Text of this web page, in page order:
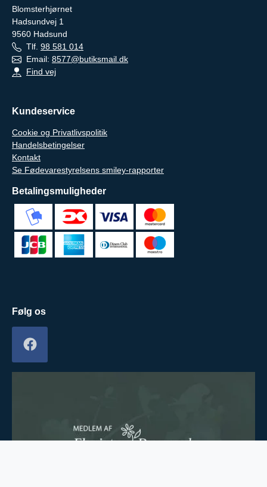
Blomsterhjørnet
Hadsundvej 1
9560 Hadsund
Tlf. 98 581 014
Email: 8577@butiksmail.dk
Find vej
Kundeservice
Cookie og Privatlivspolitik
Handelsbetingelser
Kontakt
Se Fødevarestyrelsens smiley-rapporter
Betalingsmuligheder
Følg os